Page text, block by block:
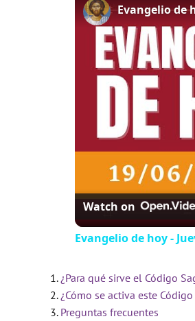
Watch on
Evangelio de hoy -
¿Para qué sirve el Código
¿Cómo se activa este
Preguntas frecuentes